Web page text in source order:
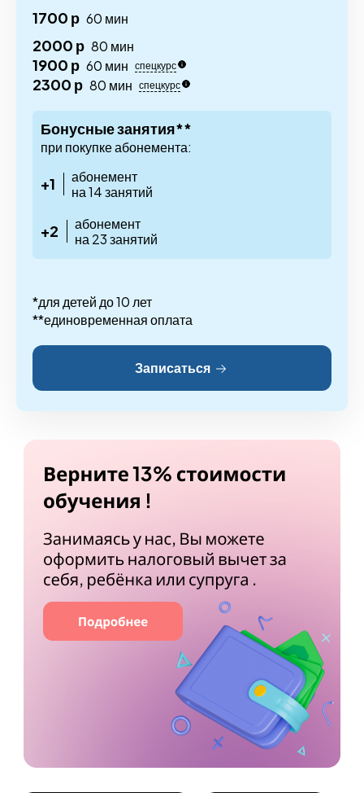
1700 р 60 мин
2000 р 80 мин
1900 р 60 мин спецкурс
2300 р 80 мин спецкурс
Бонусные занятия**
при покупке абонемента:
+1
абонемент
на 14 занятий
+2
абонемент
на 23 занятий
*для детей до 10 лет
**единовременная оплата
Записаться